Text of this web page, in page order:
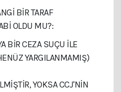
BIR TARAF
OLDU MU?:
BİR CEZA SUÇU İLE
YARGILANMAMIŞ)
YOKSA CCJ'NİN